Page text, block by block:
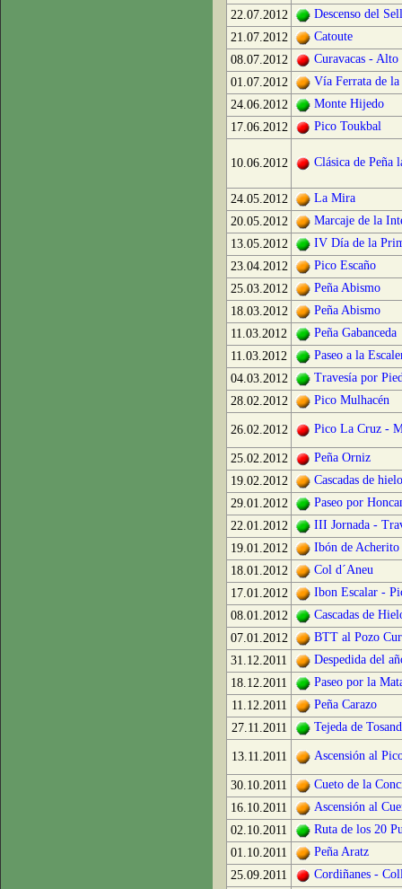
22.07.2012
Descenso del
21.07.2012
Catoute
08.07.2012
Curavacas - Alto
01.07.2012
Vía Ferrata de
24.06.2012
Monte Hijedo
17.06.2012
Pico Toukbal
10.06.2012 Clásica de Peña
24.05.2012
La Mira
20.05.2012
Marcaje de la
13.05.2012
IV Día de la
23.04.2012
Pico Escaño
25.03.2012
Peña Abismo
18.03.2012
Peña Abismo
11.03.2012
Peña Gabanceda
11.03.2012
Paseo a la
04.03.2012
Travesía por
28.02.2012
Pico Mulhacén
26.02.2012 Pico La Cruz -
25.02.2012
Peña Orniz
19.02.2012
Cascadas de hielo
29.01.2012
Paseo por
22.01.2012
III Jornada -
19.01.2012
Ibón de Acherito
18.01.2012
Col d´Aneu
17.01.2012
Ibon Escalar -
08.01.2012
Cascadas de
07.01.2012
BTT al Pozo
31.12.2011
Despedida del
18.12.2011
Paseo por la
11.12.2011
Peña Carazo
27.11.2011
Tejeda de
13.11.2011 Ascensión al
30.10.2011
Cueto de la
16.10.2011
Ascensión al
02.10.2011
Ruta de los 20
01.10.2011
Peña Aratz
25.09.2011
Cordiñanes -